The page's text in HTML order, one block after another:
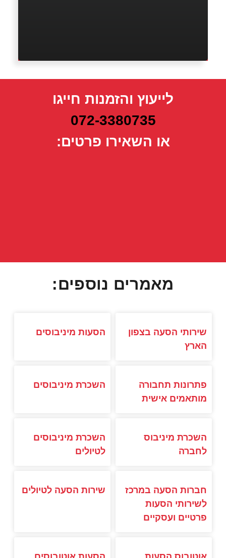
לייעוץ והזמנות חייגו
072-3380735
או השאירו פרטים:
מאמרים נוספים:
שירותי הסעה בצפון
הארץ
הסעות מיניבוסים
פתרונות תחבורה
מותאמים אישית
השכרת מיניבוסים
השכרת מיניבוס
לחברה
השכרת מיניבוסים
לטיולים
חברות הסעה במרכז
לשירותי הסעות
פרטיים ועסקיים
שירות הסעה לטיולים